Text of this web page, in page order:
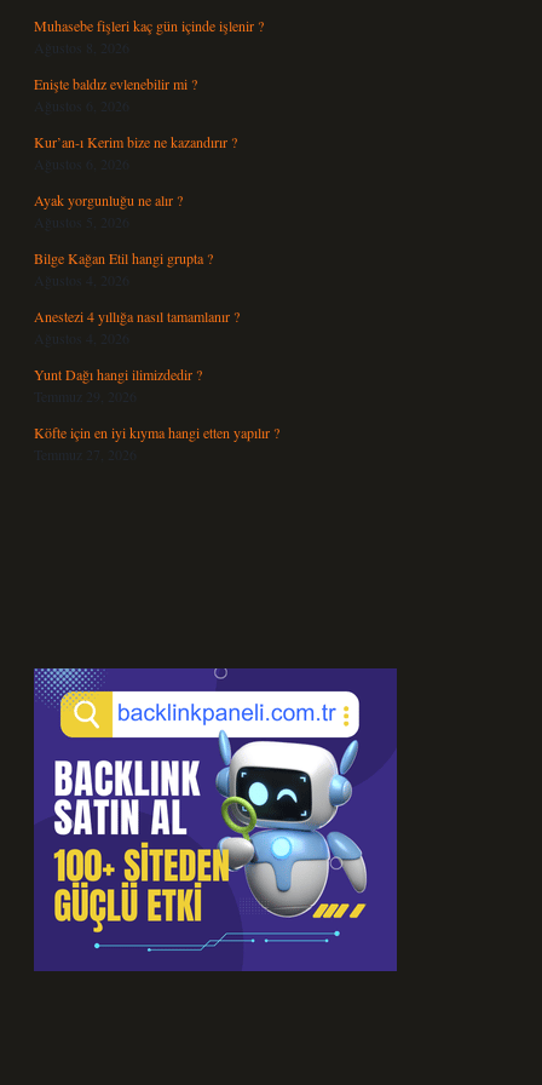
Muhasebe fişleri kaç gün içinde işlenir ?
Ağustos 8, 2026
Enişte baldız evlenebilir mi ?
Ağustos 6, 2026
Kur’an-ı Kerim bize ne kazandırır ?
Ağustos 6, 2026
Ayak yorgunluğu ne alır ?
Ağustos 5, 2026
Bilge Kağan Etil hangi grupta ?
Ağustos 4, 2026
Anestezi 4 yıllığa nasıl tamamlanır ?
Ağustos 4, 2026
Yunt Dağı hangi ilimizdedir ?
Temmuz 29, 2026
Köfte için en iyi kıyma hangi etten yapılır ?
Temmuz 27, 2026